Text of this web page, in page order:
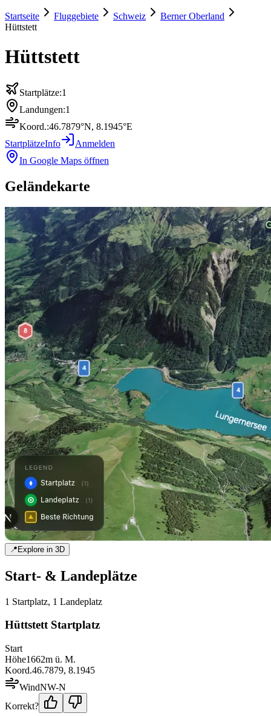
Startseite Fluggebiete Schweiz
Berner Oberland
Hüttstett
Hüttstett
Startplätze:1
Landungen:1
Koord.:46.7879°N, 8.1945°E
StartplätzeInfo
Anmelden
In Google Maps öffnen
Geländekarte
📍Explore in 3D
Start- & Landeplätze
1 Startplatz, 1 Landeplatz
Hüttstett Startplatz
Start
Höhe1662m ü. M.
Koord.46.7879, 8.1945
WindNW-N
Korrekt?